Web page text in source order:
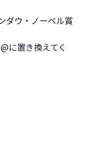
ダウ・ノーベル賞
に置き換えてく